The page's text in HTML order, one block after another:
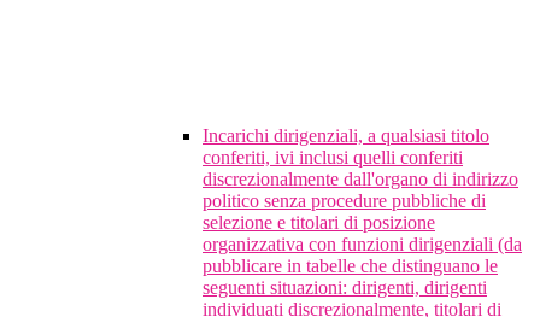
Incarichi dirigenziali, a qualsiasi titolo
conferiti, ivi inclusi quelli conferiti
discrezionalmente dall'organo di indirizzo
politico senza procedure pubbliche di
selezione e titolari di posizione
organizzativa con funzioni dirigenziali (da
pubblicare in tabelle che distinguano le
seguenti situazioni: dirigenti, dirigenti
individuati discrezionalmente, titolari di